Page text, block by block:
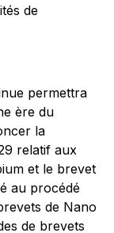
de
permettra
ère du
la
relatif aux
et le brevet
au procédé
de Nano
de brevets